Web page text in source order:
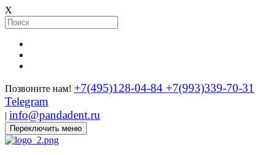
X
Позвоните нам! +7(495)128-04-84 +7(993)339-70-31
Telegram
| info@pandadent.ru
Переключить меню